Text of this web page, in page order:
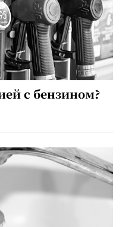
с бензином?